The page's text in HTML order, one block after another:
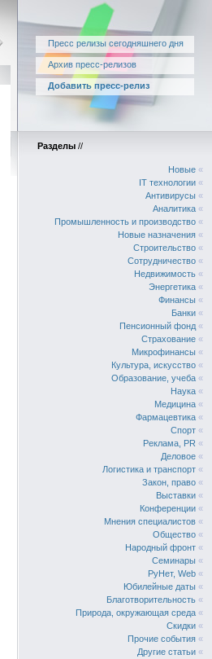
Пресс релизы сегодняшнего дня
Архив пресс-релизов
Добавить пресс-релиз
Разделы //
Новые «
IT технологии «
Антивирусы «
Аналитика «
Промышленность и производство «
Новые назначения «
Строительство «
Сотрудничество «
Недвижимость «
Энергетика «
Финансы «
Банки «
Пенсионный фонд «
Страхование «
Микрофинансы «
Культура, искусство «
Образование, учеба «
Наука «
Медицина «
Фармацевтика «
Спорт «
Реклама, PR «
Деловое «
Логистика и транспорт «
Закон, право «
Выставки «
Конференции «
Мнения специалистов «
Общество «
Народный фронт «
Семинары «
РуНет, Web «
Юбилейные даты «
Благотворительность «
Природа, окружающая среда «
Скидки «
Прочие события «
Другие статьи «